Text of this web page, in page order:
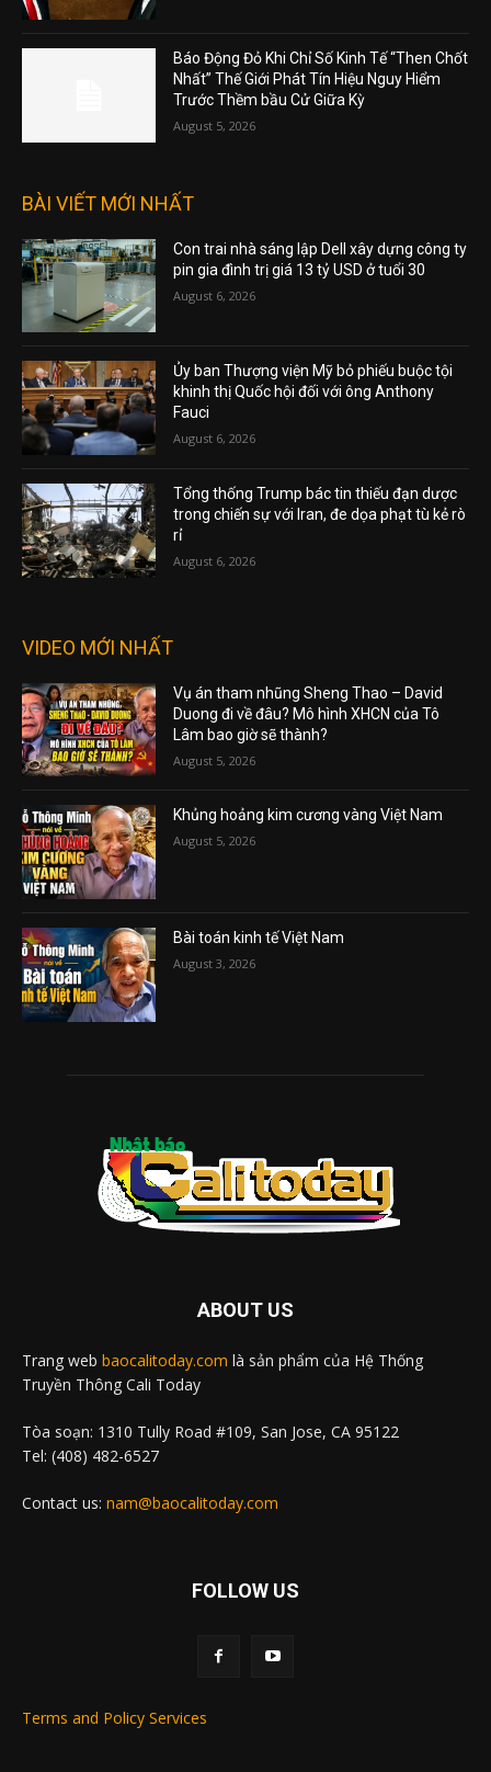
Báo Động Đỏ Khi Chỉ Số Kinh Tế “Then Chốt
Nhất” Thế Giới Phát Tín Hiệu Nguy Hiểm
Trước Thềm bầu Cử Giữa Kỳ
August 5, 2026
BÀI VIẾT MỚI NHẤT
Con trai nhà sáng lập Dell xây dựng công ty
pin gia đình trị giá 13 tỷ USD ở tuổi 30
August 6, 2026
Ủy ban Thượng viện Mỹ bỏ phiếu buộc tội
khinh thị Quốc hội đối với ông Anthony
Fauci
August 6, 2026
Tổng thống Trump bác tin thiếu đạn dược
trong chiến sự với Iran, đe dọa phạt tù kẻ rò
rỉ
August 6, 2026
VIDEO MỚI NHẤT
Vụ án tham nhũng Sheng Thao – David
Duong đi về đâu? Mô hình XHCN của Tô
Lâm bao giờ sẽ thành?
August 5, 2026
Khủng hoảng kim cương vàng Việt Nam
August 5, 2026
Bài toán kinh tế Việt Nam
August 3, 2026
ABOUT US
Trang web baocalitoday.com là sản phẩm của Hệ Thống
Truyền Thông Cali Today
Tòa soạn: 1310 Tully Road #109, San Jose, CA 95122
Tel: (408) 482-6527
Contact us: nam@baocalitoday.com
FOLLOW US
Terms and Policy Services